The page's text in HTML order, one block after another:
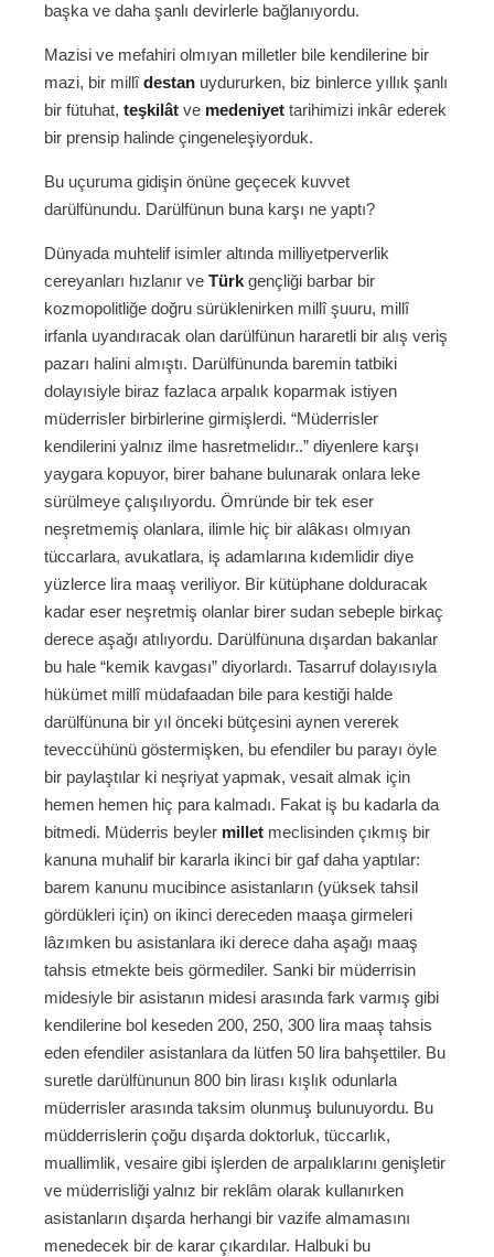
başka ve daha şanlı devirlerle bağlanıyordu.
Mazisi ve mefahiri olmıyan milletler bile kendilerine bir
mazi, bir millîdestan uydururken, biz binlerce yıllık şanlı
bir fütuhat, teşkilât ve medeniyet tarihimizi inkâr ederek
bir prensip halinde çingeneleşiyorduk.
Bu uçuruma gidişin önüne geçecek kuvvet
darülfünundu. Darülfünun buna karşı ne yaptı?
Dünyada muhtelif isimler altında milliyetperverlik
cereyanları hızlanır ve Türk gençliği barbar bir
kozmopolitliğe doğru sürüklenirken millî şuuru, millî
irfanla uyandıracak olan darülfünun hararetli bir alış veriş
pazarı halini almıştı. Darülfünunda baremin tatbiki
dolayısiyle biraz fazlaca arpalık koparmak istiyen
müderrisler birbirlerine girmişlerdi. “Müderrisler
kendilerini yalnız ilme hasretmelidır..” diyenlere karşı
yaygara kopuyor, birer bahane bulunarak onlara leke
sürülmeye çalışılıyordu. Ömründe bir tek eser
neşretmemiş olanlara, ilimle hiç bir alâkası olmıyan
tüccarlara, avukatlara, iş adamlarına kıdemlidir diye
yüzlerce lira maaş veriliyor. Bir kütüphane dolduracak
kadar eser neşretmiş olanlar birer sudan sebeple birkaç
derece aşağı atılıyordu. Darülfünuna dışardan bakanlar
bu hale “kemik kavgası” diyorlardı. Tasarruf dolayısıyla
hükümet millî müdafaadan bile para kestiği halde
darülfünuna bir yıl önceki bütçesini aynen vererek
teveccühünü göstermişken, bu efendiler bu parayı öyle
bir paylaştılar ki neşriyat yapmak, vesait almak için
hemen hemen hiç para kalmadı. Fakat iş bu kadarla da
bitmedi. Müderris beyler millet meclisinden çıkmış bir
kanuna muhalif bir kararla ikinci bir gaf daha yaptılar:
barem kanunu mucibince asistanların (yüksek tahsil
gördükleri için) on ikinci dereceden maaşa girmeleri
lâzımken bu asistanlara iki derece daha aşağı maaş
tahsis etmekte beis görmediler. Sanki bir müderrisin
midesiyle bir asistanın midesi arasında fark varmış gibi
kendilerine bol keseden 200, 250, 300 lira maaş tahsis
eden efendiler asistanlara da lütfen 50 lira bahşettiler. Bu
suretle darülfünunun 800 bin lirası kışlık odunlarla
müderrisler arasında taksim olunmuş bulunuyordu. Bu
müdderrislerin çoğu dışarda doktorluk, tüccarlık,
muallimlik, vesaire gibi işlerden de arpalıklarını genişletir
ve müderrisliği yalnız bir reklâm olarak kullanırken
asistanların dışarda herhangi bir vazife almamasını
menedecek bir de karar çıkardılar. Halbuki bu